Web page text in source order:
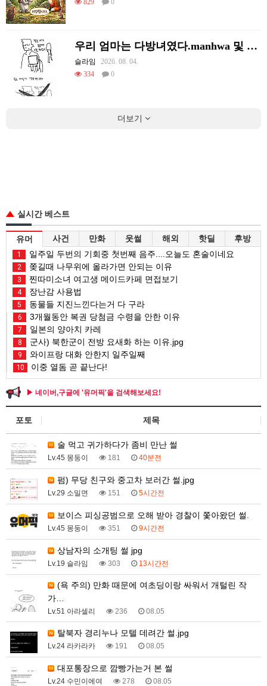
829
0
우리 엄마는 다방녀였다.manhwa 및 후기
슬라임
2026. 08. 04.
334
0
더보기
실시간 베스트
유머 사건 만화 웃썰 해외 핫딜 후방
1 일주일 두번의 기회중 첫번째 음주....오늘도 혼술이네요
2 쫒길때 나무위에 올라가면 안되는 이유
3 찐따미소녀 여고생 메이드카페 면접보기
4 장난감 사용법
5 동물들 지진느낀다는거 다 구라
6 3개월동안 복권 당첨금 수령을 안한 이유
7 일본의 양아치 카레
8 군사) 북한군이 전방 요새화 하는 이유.jpg
9 와이프랑 대화 안한지 일주일째
10 이중 열돔 곧 끝난다!
▶ 네이버,구글에 '유머픽'을 검색해보세요!
포토 제목
술 먹고 귀가하다가 좀비 만난 썰
Lv.45 몽둥이 181 40분전
펌) 무당 친구와 중고차 보러간 썰.jpg
Lv.29 소밀면 151 5시간전
보이스 피싱공범으로 오해 받아 경찰이 쫓아왔던 썰.
Lv.45 몽둥이 351 9시간전
상남자의 소개팅 썰 jpg
Lv.19 슬라임 303 13시간전
가…
Lv.51 아라셀리 236 08.05
탈북자 경리누나 모텔 데려간 썰.jpg
Lv.24 라카라카 191 08.05
대포통장으로 깜빵가는거 본 썰
Lv.24 수민이에여 278 08.05